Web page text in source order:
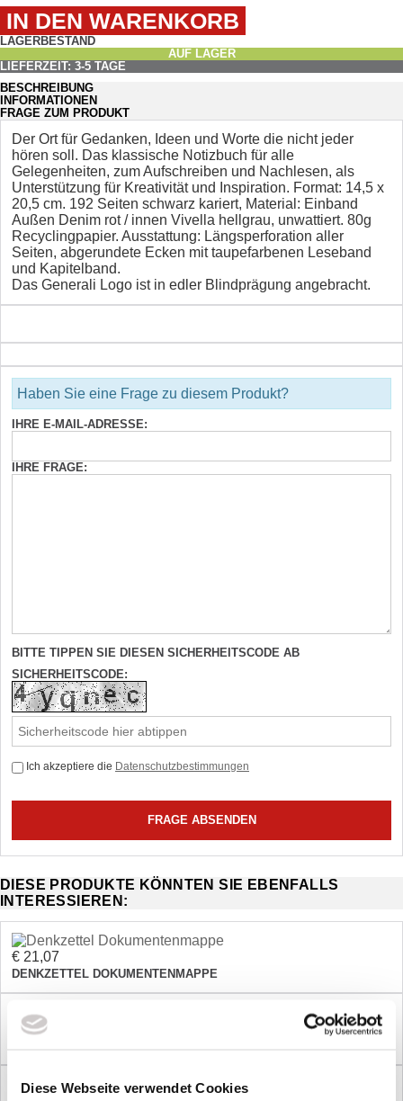
Diese Webseite verwendet Cookies
LAGERBESTAND
AUF LAGER
LIEFERZEIT: 3-5 TAGE
BESCHREIBUNG
INFORMATIONEN
FRAGE ZUM PRODUKT
Der Ort für Gedanken, Ideen und Worte die nicht jeder
hören soll. Das klassische Notizbuch für alle
Gelegenheiten, zum Aufschreiben und Nachlesen, als
Unterstützung für Kreativität und Inspiration. Format: 14,5 x
20,5 cm. 192 Seiten schwarz kariert, Material: Einband
Außen Denim rot / innen Vivella hellgrau, unwattiert. 80g
Recyclingpapier. Ausstattung: Längsperforation aller
Seiten, abgerundete Ecken mit taupefarbenen Leseband
und Kapitelband.
Das Generali Logo ist in edler Blindprägung angebracht.
Haben Sie eine Frage zu diesem Produkt?
IHRE E-MAIL-ADRESSE:
IHRE FRAGE:
BITTE TIPPEN SIE DIESEN SICHERHEITSCODE AB
SICHERHEITSCODE:
Ich akzeptiere die Datenschutzbestimmungen
DIESE PRODUKTE KÖNNTEN SIE EBENFALLS
INTERESSIEREN:
€ 21,07
DENKZETTEL DOKUMENTENMAPPE
€ 16,88